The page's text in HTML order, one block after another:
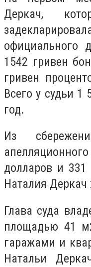
Деркач,
официального
1542 гривен
гривен
Всего у судьи 1
год.
Из
долларов и
Наталия Деркач
Глава суда
площадью 41
гаражами и
Натальи